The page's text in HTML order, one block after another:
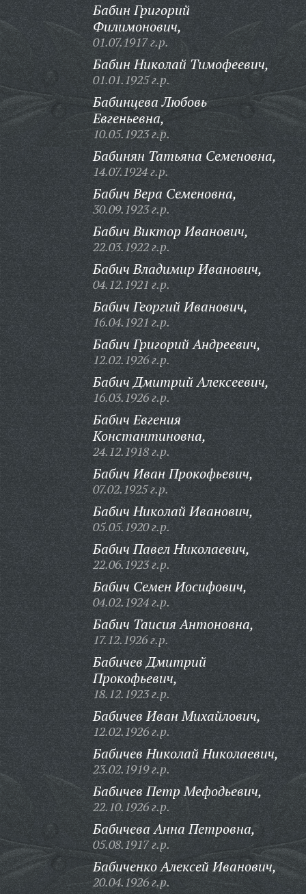
Бабин Григорий
Филимонович,
01.07.1917 г.р.
Бабин Николай Тимофеевич,
01.01.1925 г.р.
Бабинцева Любовь
Евгеньевна,
10.05.1923 г.р.
Бабинян Татьяна Семеновна,
14.07.1924 г.р.
Бабич Вера Семеновна,
30.09.1923 г.р.
Бабич Виктор Иванович,
22.03.1922 г.р.
Бабич Владимир Иванович,
04.12.1921 г.р.
Бабич Георгий Иванович,
16.04.1921 г.р.
Бабич Григорий Андреевич,
12.02.1926 г.р.
Бабич Дмитрий Алексеевич,
16.03.1926 г.р.
Бабич Евгения
Константиновна,
24.12.1918 г.р.
Бабич Иван Прокофьевич,
07.02.1925 г.р.
Бабич Николай Иванович,
05.05.1920 г.р.
Бабич Павел Николаевич,
22.06.1923 г.р.
Бабич Семен Иосифович,
04.02.1924 г.р.
Бабич Таисия Антоновна,
17.12.1926 г.р.
Бабичев Дмитрий
Прокофьевич,
18.12.1923 г.р.
Бабичев Иван Михайлович,
12.02.1926 г.р.
Бабичев Николай Николаевич,
23.02.1919 г.р.
Бабичев Петр Мефодьевич,
22.10.1926 г.р.
Бабичева Анна Петровна,
05.08.1917 г.р.
Бабиченко Алексей Иванович,
20.04.1926 г.р.